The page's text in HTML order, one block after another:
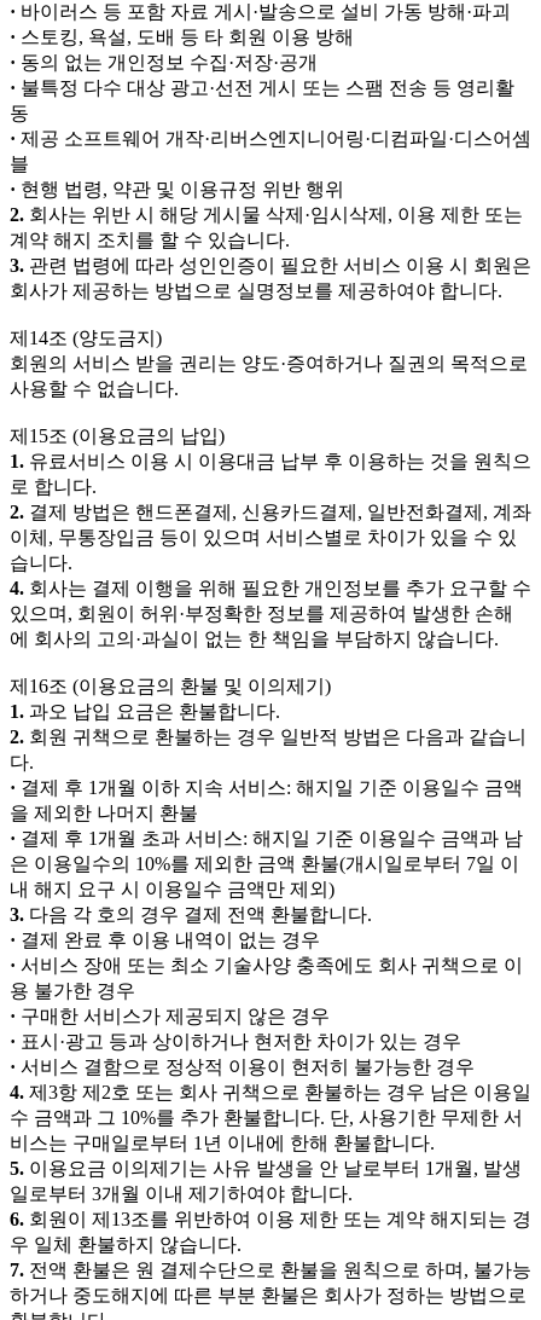
· 바이러스 등 포함 자료 게시·발송으로 설비 가동 방해·파괴
· 스토킹, 욕설, 도배 등 타 회원 이용 방해
· 동의 없는 개인정보 수집·저장·공개
· 불특정 다수 대상 광고·선전 게시 또는 스팸 전송 등 영리활
동
· 제공 소프트웨어 개작·리버스엔지니어링·디컴파일·디스어셈
블
· 현행 법령, 약관 및 이용규정 위반 행위
2. 회사는 위반 시 해당 게시물 삭제·임시삭제, 이용 제한 또는
계약 해지 조치를 할 수 있습니다.
3. 관련 법령에 따라 성인인증이 필요한 서비스 이용 시 회원은
회사가 제공하는 방법으로 실명정보를 제공하여야 합니다.
제14조 (양도금지)
회원의 서비스 받을 권리는 양도·증여하거나 질권의 목적으로
사용할 수 없습니다.
제15조 (이용요금의 납입)
1. 유료서비스 이용 시 이용대금 납부 후 이용하는 것을 원칙으
로 합니다.
2. 결제 방법은 핸드폰결제, 신용카드결제, 일반전화결제, 계좌
이체, 무통장입금 등이 있으며 서비스별로 차이가 있을 수 있
습니다.
4. 회사는 결제 이행을 위해 필요한 개인정보를 추가 요구할 수
있으며, 회원이 허위·부정확한 정보를 제공하여 발생한 손해
에 회사의 고의·과실이 없는 한 책임을 부담하지 않습니다.
제16조 (이용요금의 환불 및 이의제기)
1. 과오 납입 요금은 환불합니다.
2. 회원 귀책으로 환불하는 경우 일반적 방법은 다음과 같습니
다.
· 결제 후 1개월 이하 지속 서비스: 해지일 기준 이용일수 금액
을 제외한 나머지 환불
· 결제 후 1개월 초과 서비스: 해지일 기준 이용일수 금액과 남
은 이용일수의 10%를 제외한 금액 환불(개시일로부터 7일 이
내 해지 요구 시 이용일수 금액만 제외)
3. 다음 각 호의 경우 결제 전액 환불합니다.
· 결제 완료 후 이용 내역이 없는 경우
· 서비스 장애 또는 최소 기술사양 충족에도 회사 귀책으로 이
용 불가한 경우
· 구매한 서비스가 제공되지 않은 경우
· 표시·광고 등과 상이하거나 현저한 차이가 있는 경우
· 서비스 결함으로 정상적 이용이 현저히 불가능한 경우
4. 제3항 제2호 또는 회사 귀책으로 환불하는 경우 남은 이용일
수 금액과 그 10%를 추가 환불합니다. 단, 사용기한 무제한 서
비스는 구매일로부터 1년 이내에 한해 환불합니다.
5. 이용요금 이의제기는 사유 발생을 안 날로부터 1개월, 발생
일로부터 3개월 이내 제기하여야 합니다.
6. 회원이 제13조를 위반하여 이용 제한 또는 계약 해지되는 경
우 일체 환불하지 않습니다.
7. 전액 환불은 원 결제수단으로 환불을 원칙으로 하며, 불가능
하거나 중도해지에 따른 부분 환불은 회사가 정하는 방법으로